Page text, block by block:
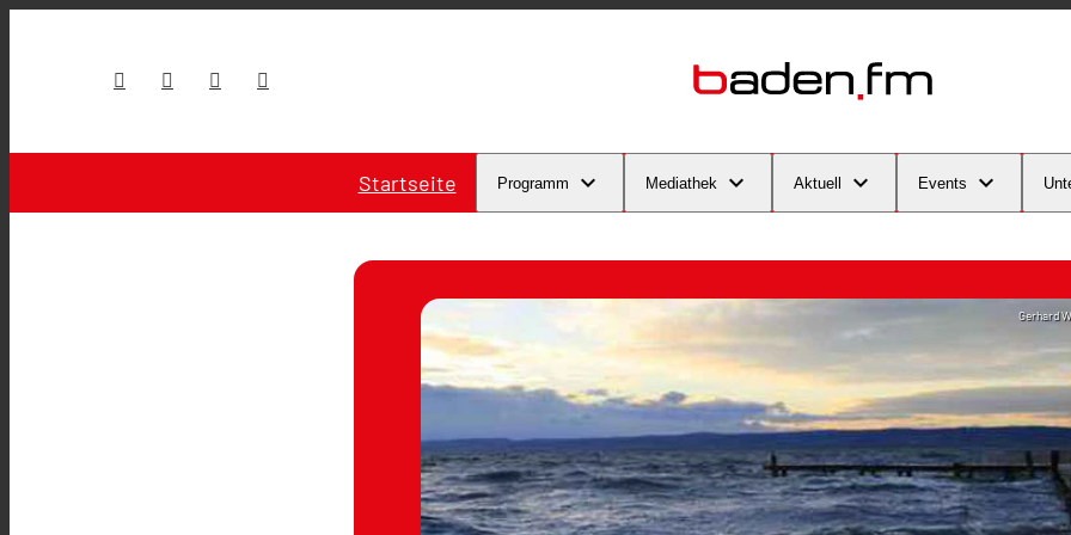
Startseite Programm Mediathek Aktuell Events
Gerhard